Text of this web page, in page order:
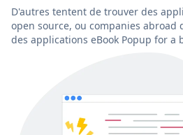
D'autres tentent de trouver des
open source, ou companies
des applications eBook Popup for a